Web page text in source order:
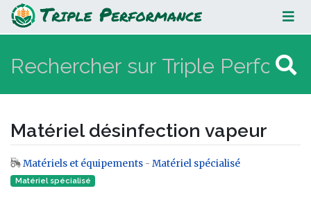
Matériel désinfection vapeur
Matériel désinfection vapeur
Aller à :navigation,rechercher
Matériels et équipements - Matériel spécialisé
Matériel spécialisé